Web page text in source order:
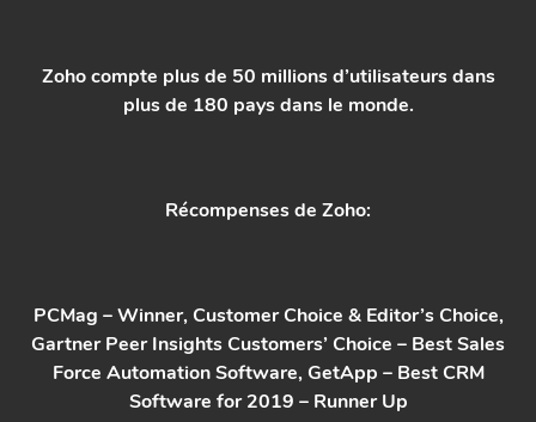
Zoho compte plus de 50 millions d’utilisateurs dans
plus de 180 pays dans le monde.
Récompenses de Zoho:
PCMag – Winner, Customer Choice & Editor’s Choice,
Gartner Peer Insights Customers’ Choice – Best Sales
Force Automation Software, GetApp – Best CRM
Software for 2019 – Runner Up